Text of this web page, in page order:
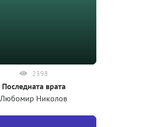
2398
Последната врата
Любомир Николов